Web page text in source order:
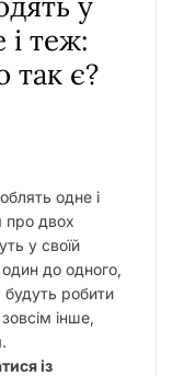
і теж:
так є?
одне і
про двох
у своїй
один до одного,
робити
інше,
із